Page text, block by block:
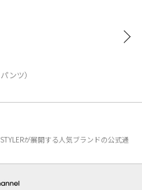
ンツ）
が展開する人気ブランドの公式通